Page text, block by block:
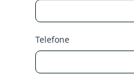
Telefone